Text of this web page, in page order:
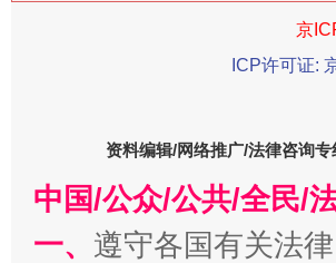
网上购药对药下症？
京
ICP许可证:
资料编辑/网络推广/法律咨询专
中国/公众/公共/全民/
一、 遵守各国有关法